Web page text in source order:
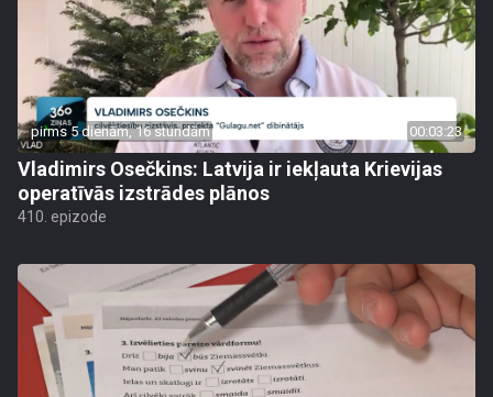
pirms 5 dienām, 16 stundām 00:03:23
Vladimirs Osečkins: Latvija ir iekļauta Krievijas
operatīvās izstrādes plānos
410. epizode